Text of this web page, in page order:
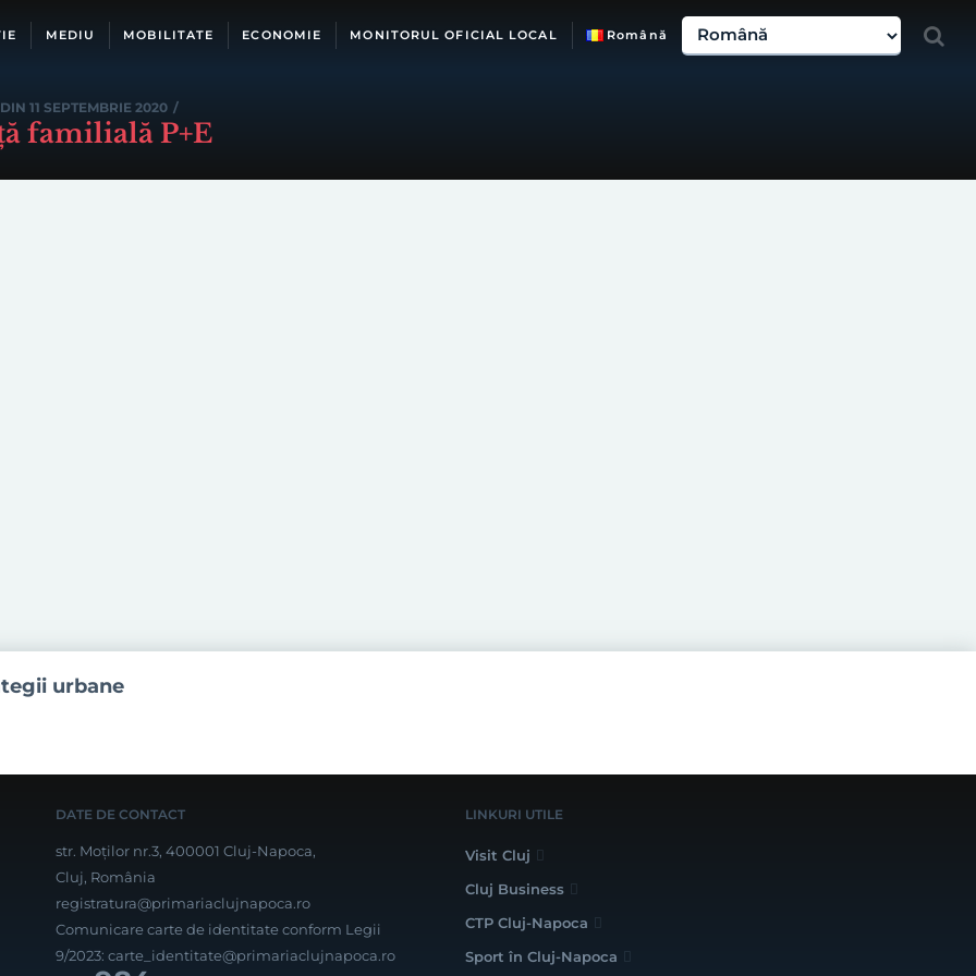
MEDIU MOBILITATE ECONOMIE MONITORUL OFICIAL LOCAL Română
11 SEPTEMBRIE 2020 /
familială P+E
urbane
DATE DE CONTACT
str. Moților nr.3, 400001 Cluj-Napoca,
Cluj, România
registratura@primariaclujnapoca.ro
Comunicare carte de identitate conform Legii
9/2023: carte_identitate@primariaclujnapoca.ro
LINKURI UTILE
Visit Cluj
Cluj Business
CTP Cluj-Napoca
Sport în Cluj-Napoca